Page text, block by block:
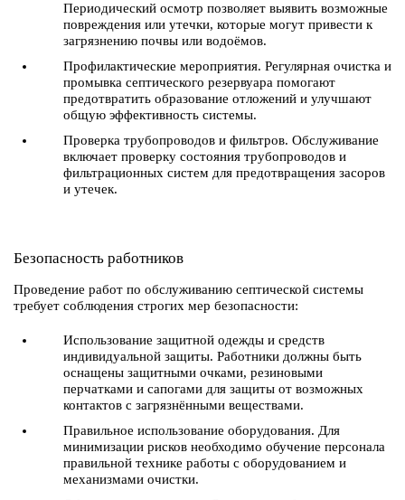
Периодический осмотр позволяет выявить возможные
повреждения или утечки, которые могут привести к
загрязнению почвы или водоёмов.
Профилактические мероприятия. Регулярная очистка и
промывка септического резервуара помогают
предотвратить образование отложений и улучшают
общую эффективность системы.
Проверка трубопроводов и фильтров. Обслуживание
включает проверку состояния трубопроводов и
фильтрационных систем для предотвращения засоров
и утечек.
Безопасность работников
Проведение работ по обслуживанию септической системы
требует соблюдения строгих мер безопасности:
Использование защитной одежды и средств
индивидуальной защиты. Работники должны быть
оснащены защитными очками, резиновыми
перчатками и сапогами для защиты от возможных
контактов с загрязнёнными веществами.
Правильное использование оборудования. Для
минимизации рисков необходимо обучение персонала
правильной технике работы с оборудованием и
механизмами очистки.